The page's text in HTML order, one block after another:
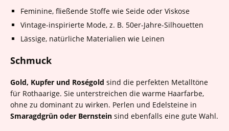
Feminine, fließende Stoffe wie Seide oder Viskose
Vintage-inspirierte Mode, z. B. 50er-Jahre-Silhouetten
Lässige, natürliche Materialien wie Leinen
Schmuck
Gold, Kupfer und Roségold sind die perfekten Metalltöne
für Rothaarige. Sie unterstreichen die warme Haarfarbe,
ohne zu dominant zu wirken. Perlen und Edelsteine in
Smaragdgrün oder Bernstein sind ebenfalls eine gute Wahl.